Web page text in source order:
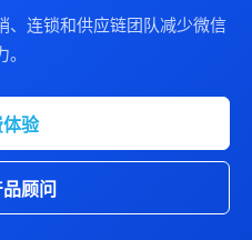
、连锁和供应链团队减少微信
验
顾问